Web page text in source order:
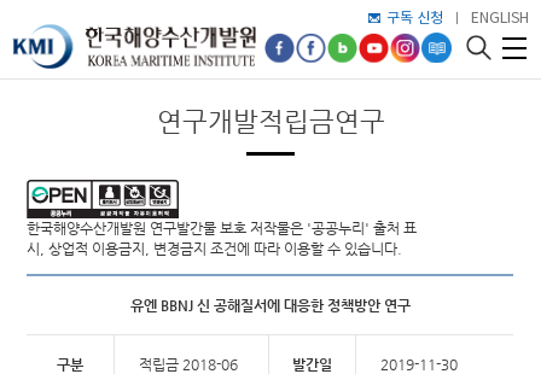
구독 신청 ENGLISH
연구개발적립금연구
한국해양수산개발원 연구발간물 보호 저작물은 '공공누리' 출처 표
시, 상업적 이용금지, 변경금지 조건에 따라 이용할 수 있습니다.
유엔 BBNJ 신 공해질서에 대응한 정책방안 연구
구분 적립금 2018-06 발간일 2019-11-30